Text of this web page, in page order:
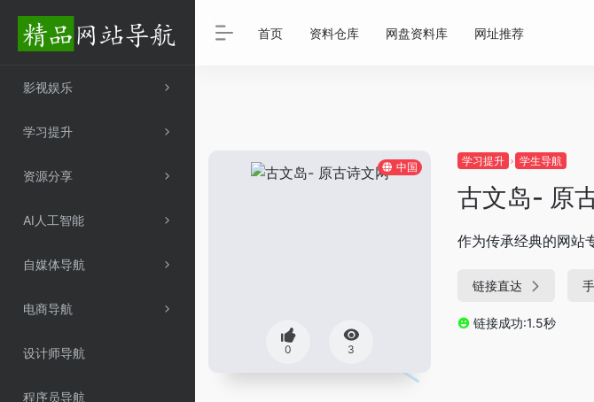
影视娱乐
学习提升
资源分享
AI人工智能
自媒体导航
电商导航
设计师导航
程序员导航
首页 资料仓库 网盘资料库 网址推荐
中国
0 3
学习提升 学生导航
古文岛- 原
作为传承经典的网站
链接直达
链接成功:1.5秒